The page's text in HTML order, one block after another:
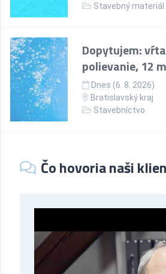
Stavebný materiál
Dopytujem:
polievanie, 12 m
Dnes (6. 8. 2026)
Bratislavský kraj
Stavebníctvo
Čo hovoria naši